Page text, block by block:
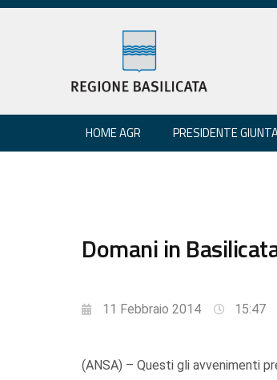
HOME AGR PRESIDENTE
Domani in
11 Febbraio 2014 15:47
(ANSA) – Questi gli avvenimenti